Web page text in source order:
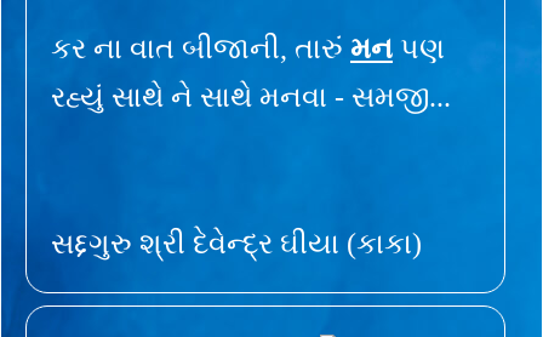
કર ના વાત બીજાની, તારું મન પણ
રહ્યું સાથે ને સાથે મનવા - સમજી...
સદ્દગુરુ શ્રી દેવેન્દ્ર ઘીયા (કાકા)